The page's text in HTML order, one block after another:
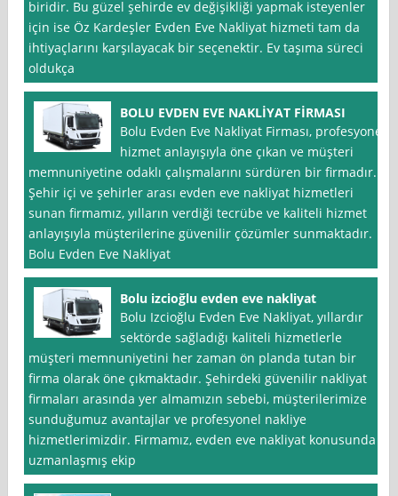
biridir. Bu güzel şehirde ev değişikliği yapmak isteyenler
için ise Öz Kardeşler Evden Eve Nakliyat hizmeti tam da
ihtiyaçlarını karşılayacak bir seçenektir. Ev taşıma süreci
oldukça
BOLU EVDEN EVE NAKLİYAT FİRMASI
Bolu Evden Eve Nakliyat Firması, profesyonel
hizmet anlayışıyla öne çıkan ve müşteri
memnuniyetine odaklı çalışmalarını sürdüren bir firmadır.
Şehir içi ve şehirler arası evden eve nakliyat hizmetleri
sunan firmamız, yılların verdiği tecrübe ve kaliteli hizmet
anlayışıyla müşterilerine güvenilir çözümler sunmaktadır.
Bolu Evden Eve Nakliyat
Bolu izcioğlu evden eve nakliyat
Bolu Izcioğlu Evden Eve Nakliyat, yıllardır
sektörde sağladığı kaliteli hizmetlerle
müşteri memnuniyetini her zaman ön planda tutan bir
firma olarak öne çıkmaktadır. Şehirdeki güvenilir nakliyat
firmaları arasında yer almamızın sebebi, müşterilerimize
sunduğumuz avantajlar ve profesyonel nakliye
hizmetlerimizdir. Firmamız, evden eve nakliyat konusunda
uzmanlaşmış ekip